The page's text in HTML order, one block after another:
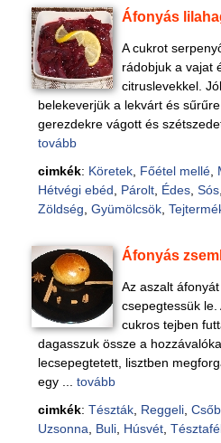
Áfonyás
A cukrot
rádobjuk a vajat
citruslevekkel.
belekeverjük a lekvárt és
gerezdekre vágott és
tovább
cimkék: Köretek, Főétel mellé,
Hétvégi ebéd
Párolt, Édes, Sós,
Zöldség Gyümölcsök,
Áfonyás
Az aszalt
csepegtessük le.
cukros tejben
dagasszuk össze a
lecsepegtetett, lisztben
egy ... tovább
cimkék: Tészták, Reggeli,
Uzsonna
Buli, Húsvét,